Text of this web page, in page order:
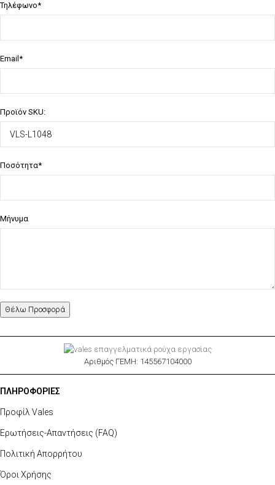
Τηλέφωνο*
Email*
Προϊόν SKU:
Ποσότητα*
Μήνυμα
Αριθμός ΓΕΜΗ: 145567104000
ΠΛΗΡΟΦΟΡΙΕΣ
Προφίλ Vales
Ερωτήσεις-Απαντήσεις (FAQ)
Πολιτική Απορρήτου
Όροι Χρήσης